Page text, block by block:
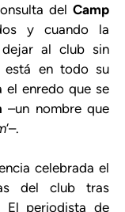
del Camp
y cuando la
al club sin
está en todo su
el enredo que se
–un nombre que
‘–.
celebrada el
del club tras
El periodista de